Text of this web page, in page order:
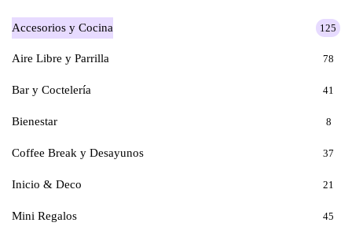
Accesorios y Cocina 125
Aire Libre y Parrilla 78
Bar y Coctelería 41
Bienestar 8
Coffee Break y Desayunos 37
Inicio & Deco 21
Mini Regalos 45